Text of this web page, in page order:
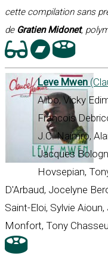
cette compilation sans
de Gratien Midonet,
Leve Mwen
Alibo, Vicky
Francois
J.C. Naimro,
Jacques
Hovsepian,
D'Arbaud, Jocelyne
Saint-Eloi, Sylvie
Monfort, Tony